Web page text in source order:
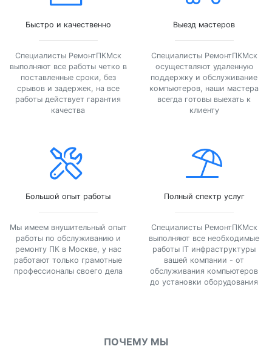
Быстро и качественно
Специалисты РемонтПКМск
выполняют все работы четко в
поставленные сроки, без
срывов и задержек, на все
работы действует гарантия
качества
Выезд мастеров
Специалисты РемонтПКМск
осуществляют удаленную
поддержку и обслуживание
компьютеров, наши мастера
всегда готовы выехать к
клиенту
Большой опыт работы
Мы имеем внушительный опыт
работы по обслуживанию и
ремонту ПК в Москве, у нас
работают только грамотные
профессионалы своего дела
Полный спектр услуг
Специалисты РемонтПКМск
выполняют все необходимые
работы IT инфраструктуры
вашей компании - от
обслуживания компьютеров
до установки оборудования
ПОЧЕМУ МЫ